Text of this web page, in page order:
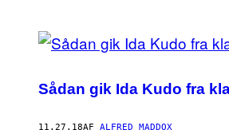
POSTS
BY
THIS
Sådan gik Ida Kudo fra
11.27.18AF ALFRED MADDOX